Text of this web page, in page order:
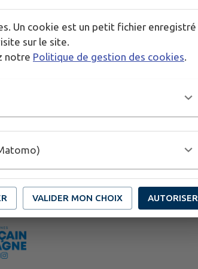
Un cookie est un petit fichier enregistré
sur le site.
notre Politique de gestion des cookies
VALIDER MON CHOIX AUTORISER